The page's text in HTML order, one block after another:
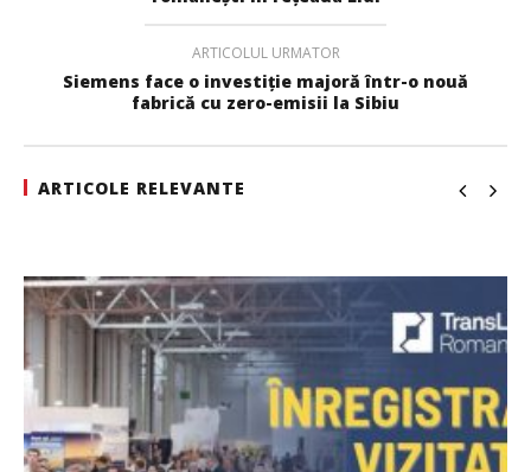
ARTICOLUL URMATOR
Siemens face o investiție majoră într-o nouă
fabrică cu zero-emisii la Sibiu
ARTICOLE RELEVANTE